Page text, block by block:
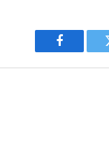
Facebook